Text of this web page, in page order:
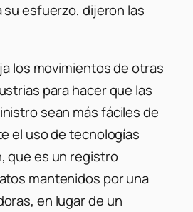
su esfuerzo, dijeron las
los movimientos de otras
para hacer que las
sean más fáciles de
el uso de tecnologías
que es un registro
mantenidos por una
en lugar de un